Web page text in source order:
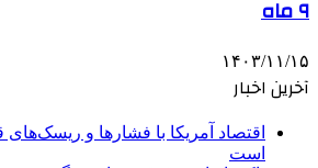
۹ ماه
۱۴۰۳/۱۱/۱۵
آخرین اخبار
اقتصاد آمریکا با فشارها و
است